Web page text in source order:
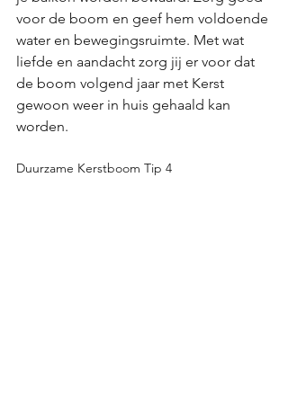
voor de boom en geef hem voldoende
water en bewegingsruimte. Met wat
liefde en aandacht zorg jij er voor dat
de boom volgend jaar met Kerst
gewoon weer in huis gehaald kan
worden.
Duurzame Kerstboom Tip 4